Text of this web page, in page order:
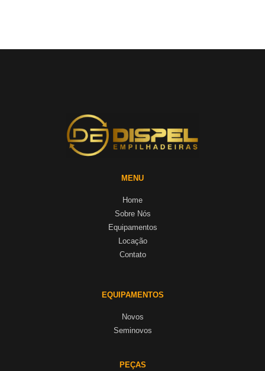
MENU
Home
Sobre Nós
Equipamentos
Locação
Contato
EQUIPAMENTOS
Novos
Seminovos
PEÇAS